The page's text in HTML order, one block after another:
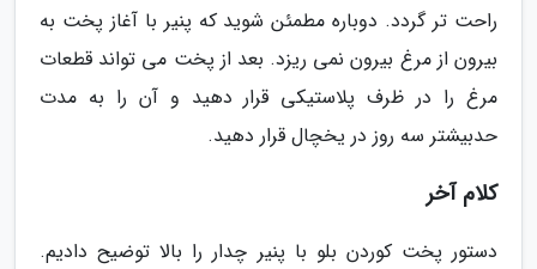
راحت تر گردد. دوباره مطمئن شوید که پنیر با آغاز پخت به
بیرون از مرغ بیرون نمی ریزد. بعد از پخت می تواند قطعات
مرغ را در ظرف پلاستیکی قرار دهید و آن را به مدت
حدبیشتر سه روز در یخچال قرار دهید.
کلام آخر
دستور پخت کوردن بلو با پنیر چدار را بالا توضیح دادیم.